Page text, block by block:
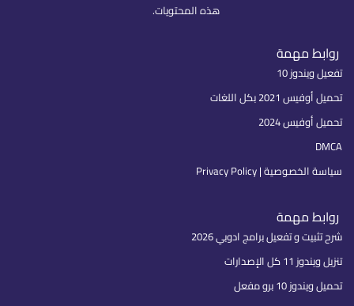
هذه المحتويات.
روابط مهمة
تفعيل ويندوز 10
تحميل أوفيس 2021 بكل اللغات
تحميل أوفيس 2024
DMCA
سياسة الخصوصية | Privacy Policy
روابط مهمة
شرح تثبيت و تفعيل برامج ادوبي 2026
تنزيل ويندوز 11 كل الإصدارات
تحميل ويندوز 10 برو مفعل